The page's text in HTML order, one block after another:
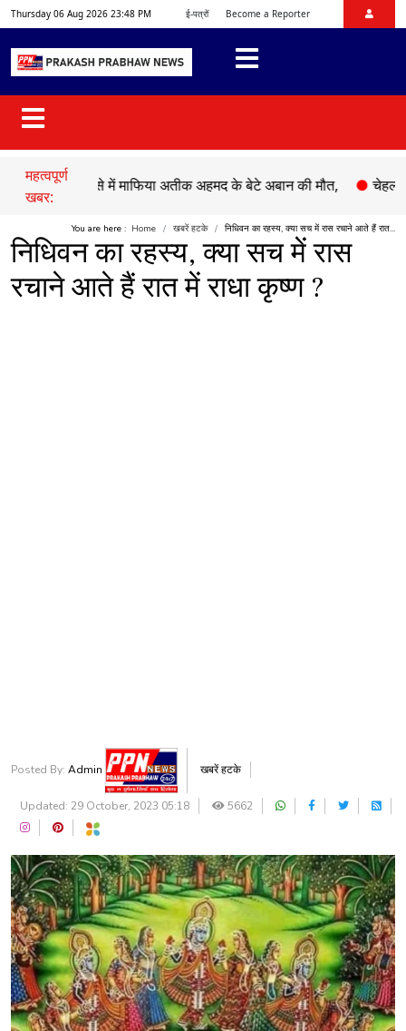
Thursday 06 Aug 2026 23:48 PM ई-पत्रों Become a Reporter
महत्वपूर्ण
खबर:
हादसे में माफिया अतीक अहमद के बेटे अबान की मौत, ●चेहल्लुम पर
You are here : Home खबरें हटके निधिवन का रहस्य, क्या सच में रास रचाने आते हैं रात...
निधिवन का रहस्य, क्या सच में रास
रचाने आते हैं रात में राधा कृष्ण ?
Posted By: Admin खबरें हटके
Updated: 29 October, 2023 05:18 5662